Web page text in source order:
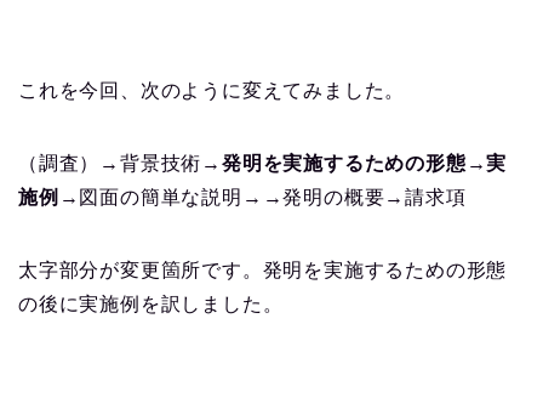
これを今回、次のように変えてみました。
（調査）→背景技術→ 発明を実施するための形態→実
施例 →図面の簡単な説明→→発明の概要→請求項
太字部分が変更箇所です。発明を実施するための形態
の後に実施例を訳しました。